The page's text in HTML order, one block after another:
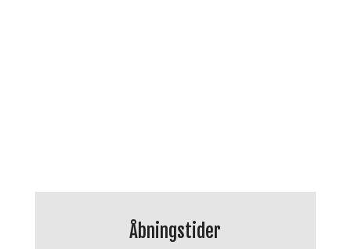
Åbningstider